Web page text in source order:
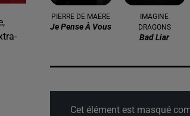
PIERRE DE MAERE
Je Pense À Vous
IMAGINE
DRAGONS
Bad Liar
Cet élément est masqué